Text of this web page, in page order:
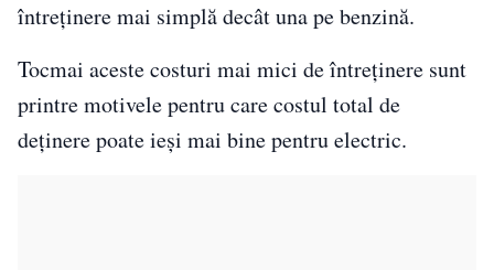
întreținere mai simplă decât una pe benzină.
Tocmai aceste costuri mai mici de întreținere sunt
printre motivele pentru care costul total de
deținere poate ieși mai bine pentru electric.